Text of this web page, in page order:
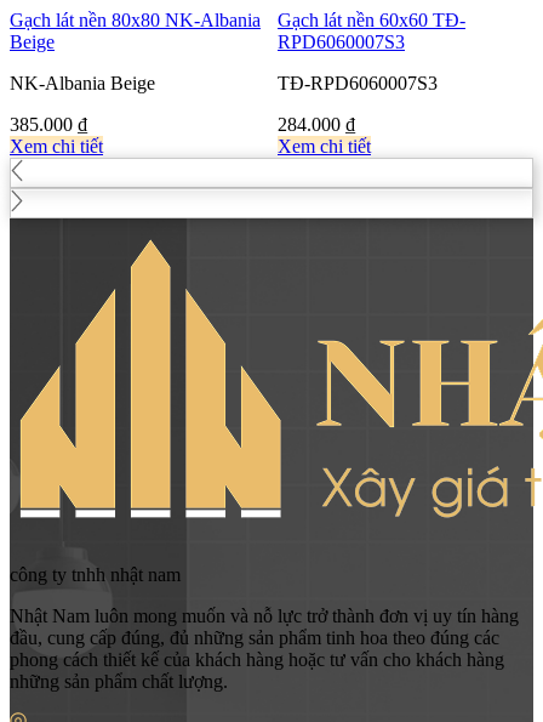
Gạch lát nền 80x80 NK-Albania
Beige
NK-Albania Beige
385.000 ₫
Xem chi tiết
Gạch lát nền 60x60 TĐ-
RPD6060007S3
TĐ-RPD6060007S3
284.000 ₫
Xem chi tiết
công ty tnhh nhật nam
Nhật Nam luôn mong muốn và nỗ lực trở thành đơn vị uy tín hàng
đầu, cung cấp đúng, đủ những sản phẩm tinh hoa theo đúng các
phong cách thiết kế của khách hàng hoặc tư vấn cho khách hàng
những sản phẩm chất lượng.